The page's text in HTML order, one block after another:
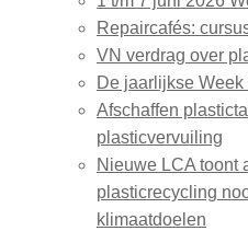
Repaircafés:
VN verdrag over
De jaarlijkse
Afschaffen
plasticvervuiling
Nieuwe LCA toont
plasticrecycling
klimaatdoelen